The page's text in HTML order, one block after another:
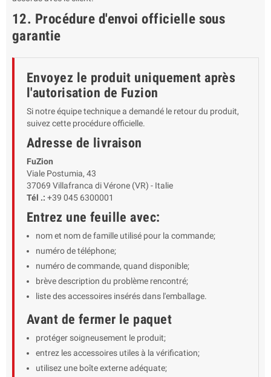
12. Procédure d'envoi officielle sous
garantie
Envoyez le produit uniquement après
l'autorisation de Fuzion
Si notre équipe technique a demandé le retour du produit,
suivez cette procédure officielle.
Adresse de livraison
FuZion
Viale Postumia, 43
37069 Villafranca di Vérone (VR) - Italie
Tél .: +39 045 6300001
Entrez une feuille avec:
nom et nom de famille utilisé pour la commande;
numéro de téléphone;
numéro de commande, quand disponible;
brève description du problème rencontré;
liste des accessoires insérés dans l'emballage.
Avant de fermer le paquet
protéger soigneusement le produit;
entrez les accessoires utiles à la vérification;
utilisez une boîte externe adéquate;